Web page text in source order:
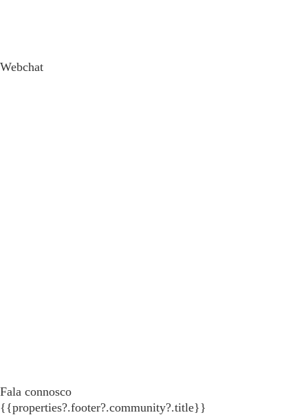
Webchat
Fala connosco
{{properties?.footer?.community?.title}}